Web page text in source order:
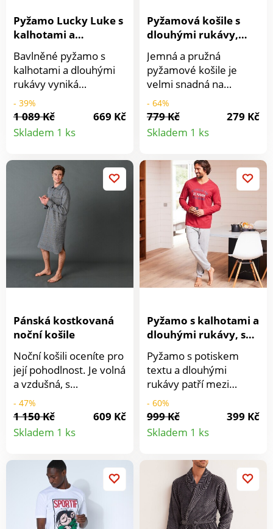
pračce.
Pyžamo Lucky Luke s
kalhotami a
dlouhými rukávy
Bavlněné pyžamo s
kalhotami a dlouhými
rukávy vyniká
originálním potiskem
komiksové postavičky
Lucky Luke - kovboje,
který vždy zvítězí nad
Jednobarevné tričko se
středovým potiskem
vpředu. Kulatý výstřih.
Dlouhé rukávy. Rovný
spodní lem.
Jednobarevné kalhoty v
šedém melíru. Pružný
pas. Lze prát v pračce.
- 39%
1 089 Kč
669 Kč
Skladem 1 ks
Detail
Pyžamová košile s
dlouhými rukávy,
antracitová
Jemná a pružná
pyžamové košile je
velmi snadná na
kombinování! Košilový
límeček. Knoflíková
léga. Dlouhé rukávy
zakončený vsazeným
kapsa. Lze prát v
pračce.
- 64%
779 Kč
279 Kč
Skladem 1 ks
Detail
Pánská kostkovaná
noční košile
Noční košili oceníte pro
její pohodlnost. Je volná
a vzdušná, s
elegantními detaily.
Klasický límeček, léga
se zapínáním a na
prsou našitá kapsička.
manžetami a knoflíčky.
Kontrastní paspulka
kolem límečku,
knoflíkové légy, na
manžetách a kapsičce.
- 47%
1 150 Kč
609 Kč
Skladem 1 ks
Detail
Pyžamo s kalhotami a
dlouhými rukávy, s
potiskem sloganu
Pyžamo s potiskem
textu a dlouhými
rukávy patří mezi
pohodlné noční prádlo.
Tričko s kulatým
výstřihem. Vpředu
středový potisk. Dlouhé
lem. Kalhoty s melírem.
Pružný pas. Zúžené
konce nohavic.
Standard 100 podle
Oeko-Tex (n° CQ 1216 /
- 60%
999 Kč
399 Kč
Skladem 1 ks
Detail